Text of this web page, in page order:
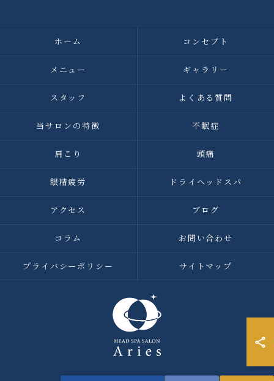
ホーム コンセプト
メニュー ギャラリー
スタッフ よくある質問
当サロンの特徴 不眠症
肩こり 頭痛
眼精疲労 ドライヘッドスパ
アクセス ブログ
コラム お問い合わせ
プライバシーポリシー サイトマップ